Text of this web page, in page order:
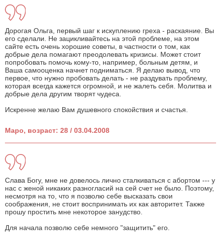
Дорогая Ольга, первый шаг к искуплению греха - раскаяние. Вы
его сделали. Не зацикливайтесь на этой проблеме, на этом
сайте есть очень хорошие советы, в частности о том, как
добрые дела помагают преодолевать кризисы. Может стоит
попробовать помочь кому-то, например, больным детям, и
Ваша самооценка начнет подниматься. Я делаю вывод, что
первое, что нужно пробовать делать - не раздувать проблему,
которая всегда кажется огромной, и не жалеть себя. Молитва и
добрые дела другим творят чудеса.
Искренне желаю Вам душевного спокойствия и счастья.
Маро, возраст: 28 / 03.04.2008
Слава Богу, мне не довелось лично сталкиваться с абортом --- у
нас с женой никаких разногласий на сей счет не было. Поэтому,
несмотря на то, что я позволю себе высказать свои
соображения, не стоит воспринимать их как авторитет. Также
прошу простить мне некоторое занудство.
Для начала позволю себе немного "защитить" его.